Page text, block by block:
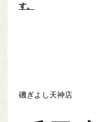
す。
磯ぎよし天神店